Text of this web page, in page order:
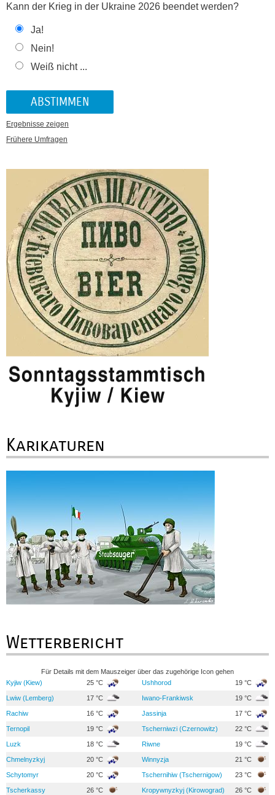
Kann der Krieg in der Ukraine 2026 beendet werden?
Ja!
Nein!
Weiß nicht ...
Ergebnisse zeigen
Frühere Umfragen
Karikaturen
Wetterbericht
Für Details mit dem Mauszeiger über das zugehörige Icon gehen
Kyjiw (Kiew)
25 °C Ushhorod 19 °C
Lwiw (Lemberg) 17 °C Iwano-Frankiwsk 19 °C
Rachiw 16 °C Jassinja 17 °C
Ternopil 19 °C Tscherniwzi (Czernowitz) 22 °C
Luzk 18 °C Riwne 19 °C
Chmelnyzkyj 20 °C Winnyzja 21 °C
Schytomyr 20 °C Tschernihiw (Tschernigow) 23 °C
Tscherkassy 26 °C Kropywnyzkyj (Kirowograd) 26 °C